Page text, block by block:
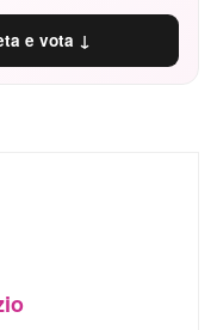
e vota ↓